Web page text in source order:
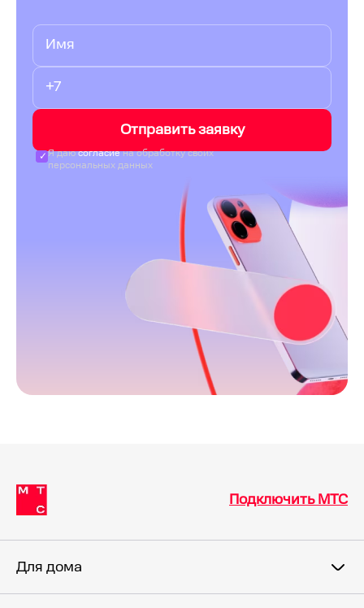
Отправить заявку
Я даюсогласиена обработку своих
персональных данных
Подключить МТС
Для дома